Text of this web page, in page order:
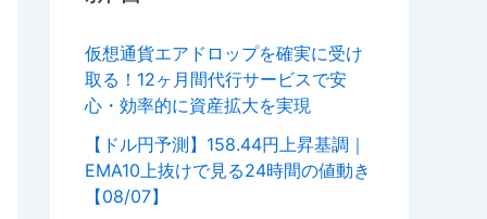
仮想通貨エアドロップを確実に受け
取る！12ヶ月間代行サービスで安
心・効率的に資産拡大を実現
【ドル円予測】158.44円上昇基調｜
EMA10上抜けで見る24時間の値動き
【08/07】